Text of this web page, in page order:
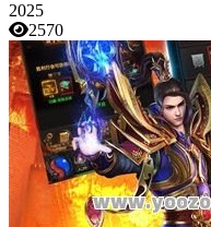
2025
2570